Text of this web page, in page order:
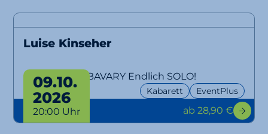
Luise Kinseher
MARY FROM BAVARY Endlich SOLO!
Kabarett EventPlus
09.10.
2026
20:00 Uhr ab 28,90 €